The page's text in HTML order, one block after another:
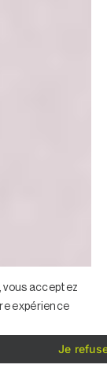
vous acceptez
expérience
Je